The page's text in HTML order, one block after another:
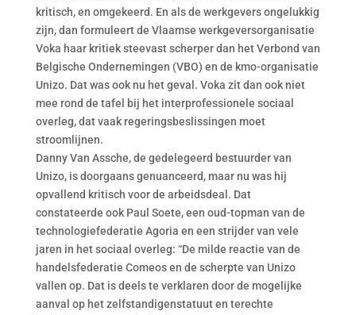
kritisch, en omgekeerd. En als de werkgevers ongelukkig
zijn, dan formuleert de Vlaamse werkgeversorganisatie
Voka haar kritiek steevast scherper dan het Verbond van
Belgische Ondernemingen (VBO) en de kmo-organisatie
Unizo. Dat was ook nu het geval. Voka zit dan ook niet
mee rond de tafel bij het interprofessionele sociaal
overleg, dat vaak regeringsbeslissingen moet
stroomlijnen.
Danny Van Assche, de gedelegeerd bestuurder van
Unizo, is doorgaans genuanceerd, maar nu was hij
opvallend kritisch voor de arbeidsdeal. Dat
constateerde ook Paul Soete, een oud-topman van de
technologiefederatie Agoria en een strijder van vele
jaren in het sociaal overleg: “De milde reactie van de
handelsfederatie Comeos en de scherpte van Unizo
vallen op. Dat is deels te verklaren door de mogelijke
aanval op het zelfstandigenstatuut en terechte